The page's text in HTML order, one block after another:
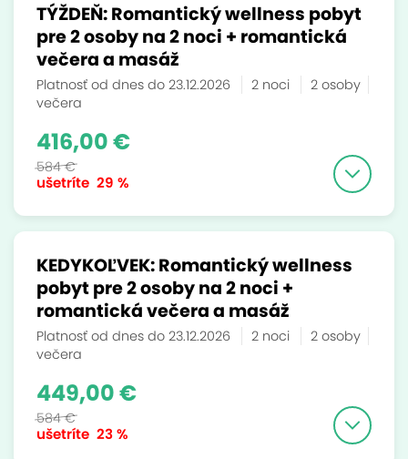
TÝŽDEŇ: Romantický wellness pobyt
pre 2 osoby na 2 noci + romantická
večera a masáž
Platnosť od dnes do 23.12.2026 2 noci
2 osoby
večera
ušetríte 29 %
416,00 €
584 €
KEDYKOĽVEK: Romantický wellness
pobyt pre 2 osoby na 2 noci +
romantická večera a masáž
Platnosť od dnes do 23.12.2026 2 noci
2 osoby
večera
ušetríte 23 %
449,00 €
584 €